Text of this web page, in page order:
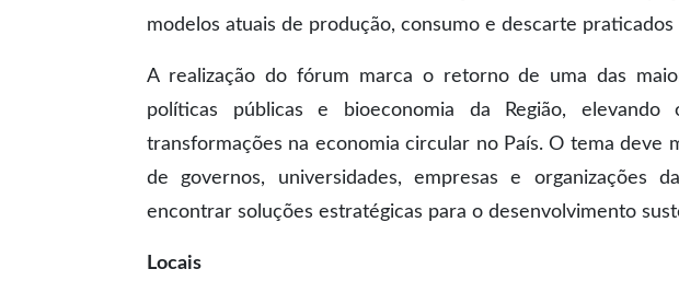
modelos atuais de produção, consumo e descarte praticados
A realização do fórum marca o retorno de uma das
políticas públicas e bioeconomia da Região,
transformações na economia circular no País. O tema deve
de governos, universidades, empresas e organizações
encontrar soluções estratégicas para o desenvolvimento
Locais